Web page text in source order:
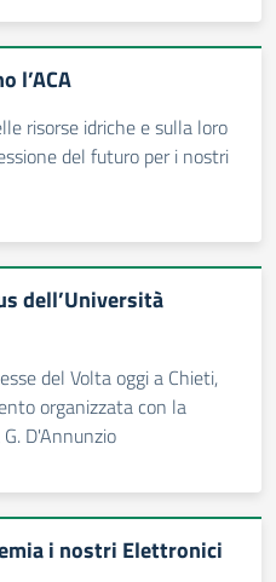
l’ACA
risorse idriche e sulla loro
del futuro per i nostri
dell’Università
del Volta oggi a Chieti,
organizzata con la
D'Annunzio
i nostri Elettronici